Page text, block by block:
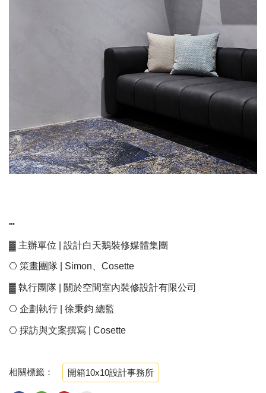
┅
▓ 主辦單位 | 設計白天鵝裝修媒體集團
⎔ 策畫團隊 | Simon、Cosette
▓ 執行團隊 | 關於空間室內裝修設計有限公司
⎔ 企劃執行 | 徐秉鈞 總監
⎔ 採訪與文案撰寫 | Cosette
相關標籤： 開箱10x10設計事務所